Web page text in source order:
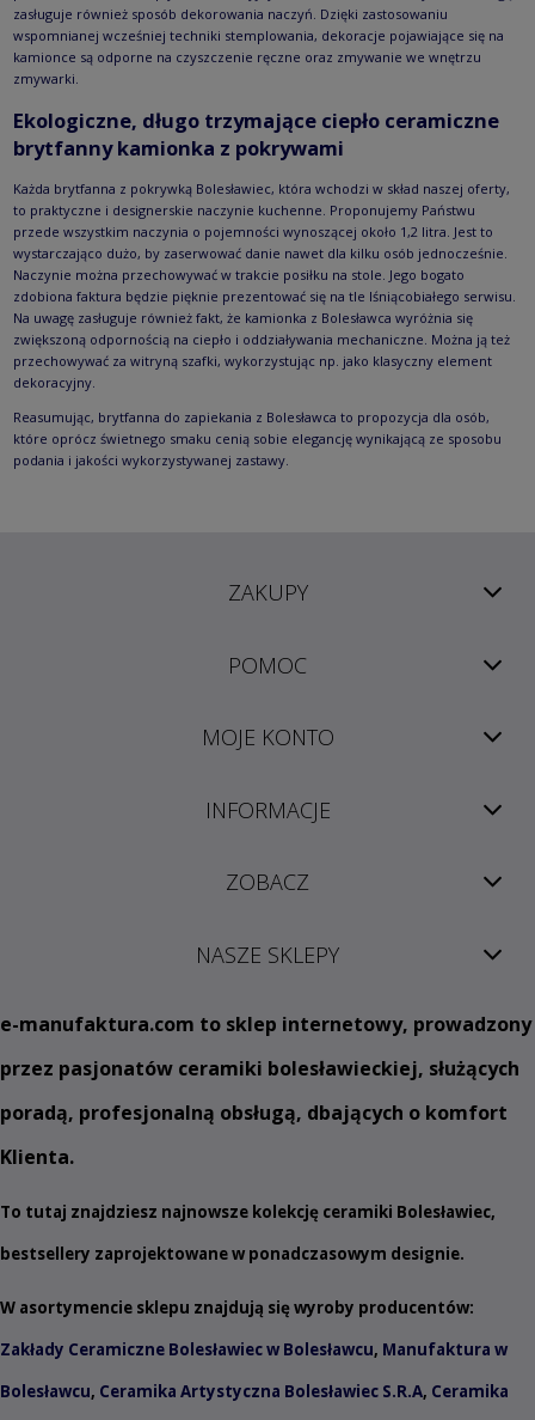
zasługuje również sposób dekorowania naczyń. Dzięki zastosowaniu
wspomnianej wcześniej techniki stemplowania, dekoracje pojawiające się na
kamionce są odporne na czyszczenie ręczne oraz zmywanie we wnętrzu
zmywarki.
Ekologiczne, długo trzymające ciepło ceramiczne
brytfanny kamionka z pokrywami
Każda brytfanna z pokrywką Bolesławiec, która wchodzi w skład naszej oferty,
to praktyczne i designerskie naczynie kuchenne. Proponujemy Państwu
przede wszystkim naczynia o pojemności wynoszącej około 1,2 litra. Jest to
wystarczająco dużo, by zaserwować danie nawet dla kilku osób jednocześnie.
Naczynie można przechowywać w trakcie posiłku na stole. Jego bogato
zdobiona faktura będzie pięknie prezentować się na tle lśniącobiałego serwisu.
Na uwagę zasługuje również fakt, że kamionka z Bolesławca wyróżnia się
zwiększoną odpornością na ciepło i oddziaływania mechaniczne. Można ją też
przechowywać za witryną szafki, wykorzystując np. jako klasyczny element
dekoracyjny.
Reasumując, brytfanna do zapiekania z Bolesławca to propozycja dla osób,
które oprócz świetnego smaku cenią sobie elegancję wynikającą ze sposobu
podania i jakości wykorzystywanej zastawy.
ZAKUPY
POMOC
MOJE KONTO
INFORMACJE
ZOBACZ
NASZE SKLEPY
e-manufaktura.com to sklep internetowy, prowadzony
przez pasjonatów ceramiki bolesławieckiej, służących
poradą, profesjonalną obsługą, dbających o komfort
Klienta.
To tutaj znajdziesz najnowsze kolekcję ceramiki Bolesławiec,
bestsellery zaprojektowane w ponadczasowym designie.
W asortymencie sklepu znajdują się wyroby producentów:
Zakłady Ceramiczne Bolesławiec w Bolesławcu, Manufaktura w
Bolesławcu, Ceramika Artystyczna Bolesławiec S.R.A, Ceramika